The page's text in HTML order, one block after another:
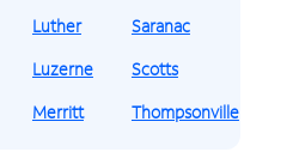
Luther
Luzerne
Merritt
Saranac
Scotts
Thompsonville